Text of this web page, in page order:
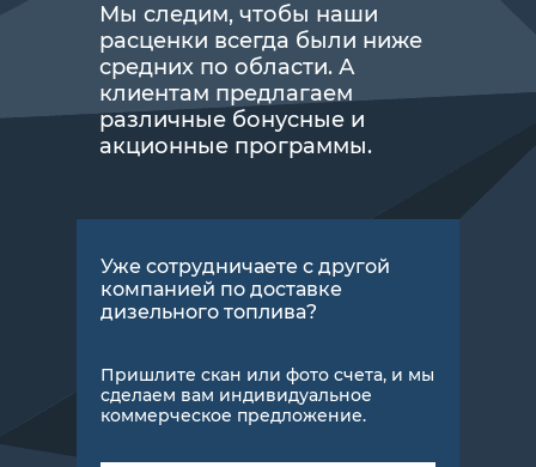
Мы следим, чтобы наши
расценки всегда были ниже
средних по области. А
клиентам предлагаем
различные бонусные и
акционные программы.
Уже сотрудничаете с другой
компанией по доставке
дизельного топлива?
Пришлите скан или фото счета, и мы
сделаем вам индивидуальное
коммерческое предложение.